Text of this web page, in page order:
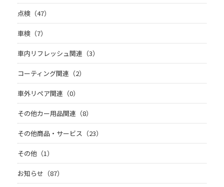
点検（47）
車検（7）
車内リフレッシュ関連（3）
コーティング関連（2）
車外リペア関連（0）
その他カー用品関連（8）
その他商品・サービス（23）
その他（1）
お知らせ（87）